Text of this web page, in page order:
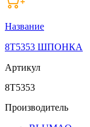
Название
8T5353 ШПОНКА
Артикул
8T5353
Производитель